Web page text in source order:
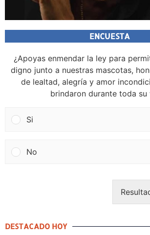
ENCUESTA
¿Apoyas enmendar la ley para
digno junto a nuestras mascotas,
de lealtad, alegría y amor
brindaron durante toda su
Si
No
DESTACADO HOY